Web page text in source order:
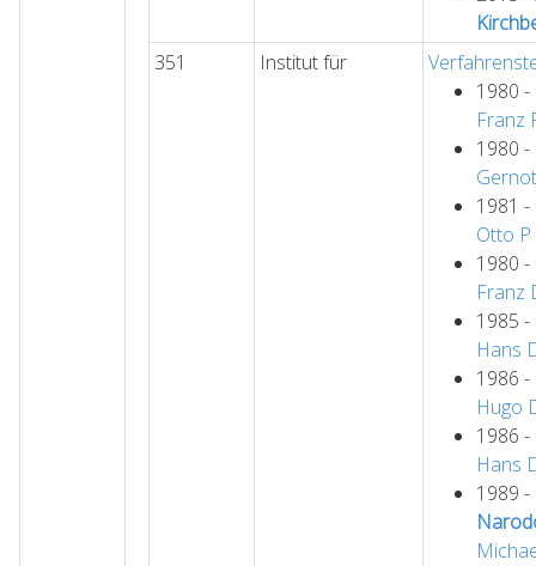
351
Institut für
1980
Franz
1980
Gernot
1981
Otto P
1980
Franz
1985
Hans
1986
Hugo
1986
Hans
1989